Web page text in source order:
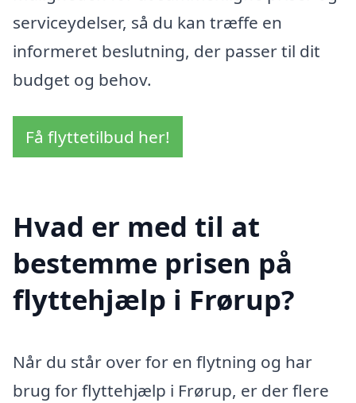
serviceydelser, så du kan træffe en
informeret beslutning, der passer til dit
budget og behov.
Få flyttetilbud her!
Hvad er med til at
bestemme prisen på
flyttehjælp i Frørup?
Når du står over for en flytning og har
brug for flyttehjælp i Frørup, er der flere